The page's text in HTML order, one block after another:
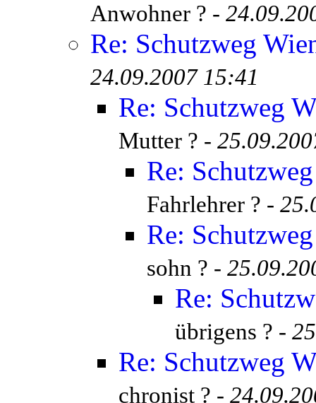
Anwohner ? -
Re: Schutzweg
24.09.2007 15:41
Re: Schutzweg
Mutter ? -
Re:
Fahrlehrer ? -
Re:
sohn ? -
Re:
übrigens ? -
Re: Schutzweg
chronist ? -